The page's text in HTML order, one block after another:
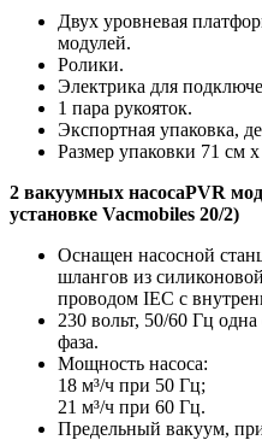
Двух уровневая
модулей.
Ролики.
Электрика для
1 пара рукояток.
Экспортная упаковка,
Размер упаковки 71 см
2 вакуумных насосаPVR
установке Vacmobiles 20/2)
Оснащен насосной
шлангов из
проводом IEC с
230 вольт, 50/60 Гц
фаза.
Мощность насоса:
18 м³/ч при 50 Гц;
21 м³/ч при 60 Гц.
Предельный вакуум,